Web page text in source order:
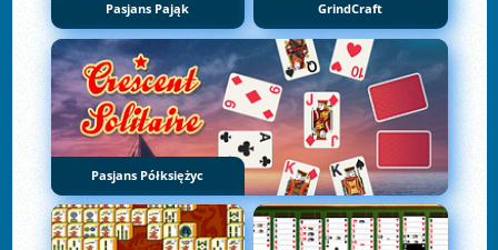
Pasjans Pająk GrindCraft
Pasjans Półksiężyc